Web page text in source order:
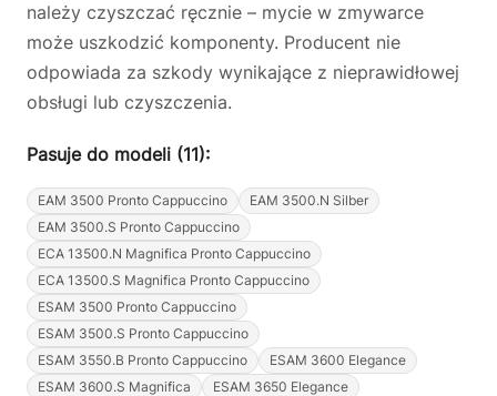
należy czyszczać ręcznie – mycie w zmywarce
może uszkodzić komponenty. Producent nie
odpowiada za szkody wynikające z nieprawidłowej
obsługi lub czyszczenia.
Pasuje do modeli (11):
EAM 3500 Pronto Cappuccino
EAM 3500.N Silber
EAM 3500.S Pronto Cappuccino
ECA 13500.N Magnifica Pronto Cappuccino
ECA 13500.S Magnifica Pronto Cappuccino
ESAM 3500 Pronto Cappuccino
ESAM 3500.S Pronto Cappuccino
ESAM 3550.B Pronto Cappuccino
ESAM 3600 Elegance
ESAM 3600.S Magnifica
ESAM 3650 Elegance